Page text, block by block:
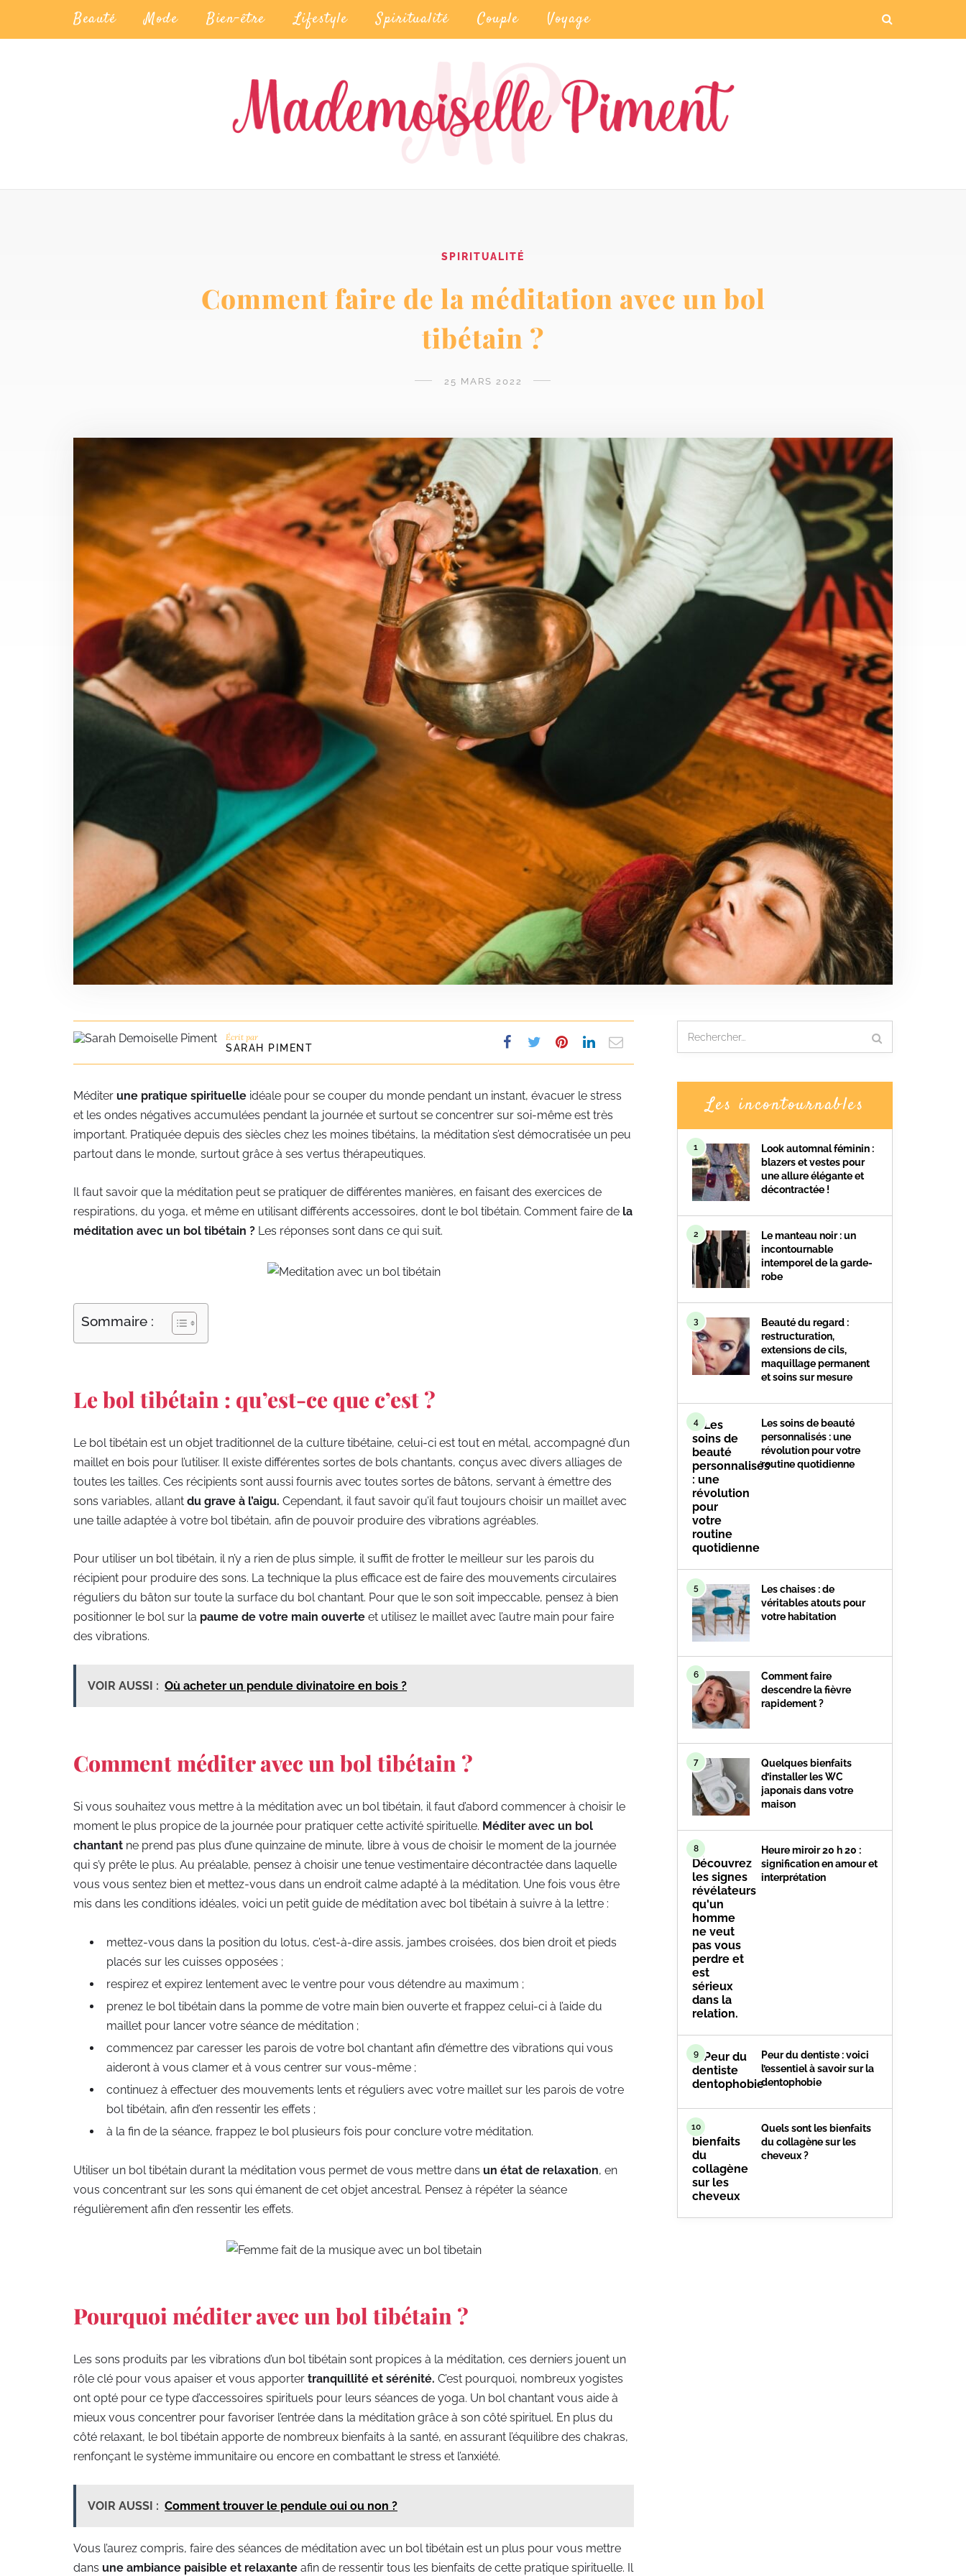
Beauté Mode Bien-être Lifestyle Spiritualité Couple Voyage
SPIRITUALITÉ
Comment faire de la méditation avec un bol
tibétain ?
25 MARS 2022
Écrit par
SARAH PIMENT
Méditer une pratique spirituelle idéale pour se couper du monde pendant un instant, évacuer le stress
et les ondes négatives accumulées pendant la journée et surtout se concentrer sur soi-même est très
important. Pratiquée depuis des siècles chez les moines tibétains, la méditation s’est démocratisée un peu
partout dans le monde, surtout grâce à ses vertus thérapeutiques.
Il faut savoir que la méditation peut se pratiquer de différentes manières, en faisant des exercices de
respirations, du yoga, et même en utilisant différents accessoires, dont le bol tibétain. Comment faire de la
méditation avec un bol tibétain ? Les réponses sont dans ce qui suit.
Sommaire :
Le bol tibétain : qu’est-ce que c’est ?
Le bol tibétain est un objet traditionnel de la culture tibétaine, celui-ci est tout en métal, accompagné d’un
maillet en bois pour l’utiliser. Il existe différentes sortes de bols chantants, conçus avec divers alliages de
toutes les tailles. Ces récipients sont aussi fournis avec toutes sortes de bâtons, servant à émettre des
sons variables, allant du grave à l’aigu. Cependant, il faut savoir qu’il faut toujours choisir un maillet avec
une taille adaptée à votre bol tibétain, afin de pouvoir produire des vibrations agréables.
Pour utiliser un bol tibétain, il n’y a rien de plus simple, il suffit de frotter le meilleur sur les parois du
récipient pour produire des sons. La technique la plus efficace est de faire des mouvements circulaires
réguliers du bâton sur toute la surface du bol chantant. Pour que le son soit impeccable, pensez à bien
positionner le bol sur la paume de votre main ouverte et utilisez le maillet avec l’autre main pour faire
des vibrations.
VOIR AUSSI : Où acheter un pendule divinatoire en bois ?
Comment méditer avec un bol tibétain ?
Si vous souhaitez vous mettre à la méditation avec un bol tibétain, il faut d’abord commencer à choisir le
moment le plus propice de la journée pour pratiquer cette activité spirituelle. Méditer avec un bol
chantant ne prend pas plus d’une quinzaine de minute, libre à vous de choisir le moment de la journée
qui s’y prête le plus. Au préalable, pensez à choisir une tenue vestimentaire décontractée dans laquelle
vous vous sentez bien et mettez-vous dans un endroit calme adapté à la méditation. Une fois vous être
mis dans les conditions idéales, voici un petit guide de méditation avec bol tibétain à suivre à la lettre :
mettez-vous dans la position du lotus, c’est-à-dire assis, jambes croisées, dos bien droit et pieds
placés sur les cuisses opposées ;
respirez et expirez lentement avec le ventre pour vous détendre au maximum ;
prenez le bol tibétain dans la pomme de votre main bien ouverte et frappez celui-ci à l’aide du
maillet pour lancer votre séance de méditation ;
commencez par caresser les parois de votre bol chantant afin d’émettre des vibrations qui vous
aideront à vous clamer et à vous centrer sur vous-même ;
continuez à effectuer des mouvements lents et réguliers avec votre maillet sur les parois de votre
bol tibétain, afin d’en ressentir les effets ;
à la fin de la séance, frappez le bol plusieurs fois pour conclure votre méditation.
Utiliser un bol tibétain durant la méditation vous permet de vous mettre dans un état de relaxation, en
vous concentrant sur les sons qui émanent de cet objet ancestral. Pensez à répéter la séance
régulièrement afin d’en ressentir les effets.
Pourquoi méditer avec un bol tibétain ?
Les sons produits par les vibrations d’un bol tibétain sont propices à la méditation, ces derniers jouent un
rôle clé pour vous apaiser et vous apporter tranquillité et sérénité. C’est pourquoi, nombreux yogistes
ont opté pour ce type d’accessoires spirituels pour leurs séances de yoga. Un bol chantant vous aide à
mieux vous concentrer pour favoriser l’entrée dans la méditation grâce à son côté spirituel. En plus du
côté relaxant, le bol tibétain apporte de nombreux bienfaits à la santé, en assurant l’équilibre des chakras,
renfonçant le système immunitaire ou encore en combattant le stress et l’anxiété.
VOIR AUSSI : Comment trouver le pendule oui ou non ?
Vous l’aurez compris, faire des séances de méditation avec un bol tibétain est un plus pour vous mettre
dans une ambiance paisible et relaxante afin de ressentir tous les bienfaits de cette pratique spirituelle. Il
Les incontournables
1
Look automnal féminin :
blazers et vestes pour
une allure élégante et
décontractée !
2
Le manteau noir : un
incontournable
intemporel de la garde-
robe
3
Beauté du regard :
restructuration,
extensions de cils,
maquillage permanent
et soins sur mesure
4
Les soins de beauté
personnalisés : une
révolution pour votre
routine quotidienne
5
Les chaises : de
véritables atouts pour
votre habitation
6
Comment faire
descendre la fièvre
rapidement ?
7
Quelques bienfaits
d’installer les WC
japonais dans votre
maison
8
Heure miroir 20 h 20 :
signification en amour et
interprétation
9
Peur du dentiste : voici
l’essentiel à savoir sur la
dentophobie
10
Quels sont les bienfaits
du collagène sur les
cheveux ?